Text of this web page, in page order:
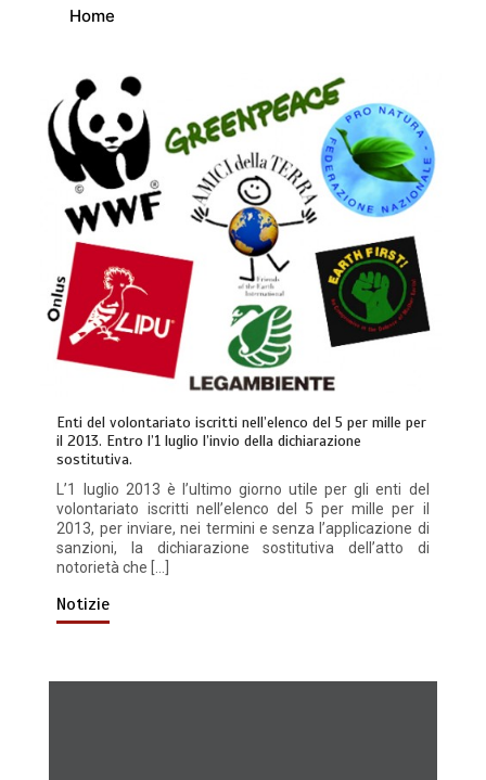
Home
Enti del volontariato iscritti nell’elenco del 5 per mille per
il 2013. Entro l’1 luglio l’invio della dichiarazione
sostitutiva.
L’1 luglio 2013 è l’ultimo giorno utile per gli enti del
volontariato iscritti nell’elenco del 5 per mille per il
2013, per inviare, nei termini e senza l’applicazione di
sanzioni, la dichiarazione sostitutiva dell’atto di
notorietà che […]
Notizie